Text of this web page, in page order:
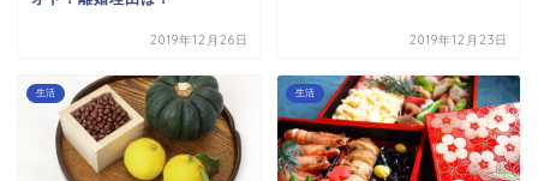
2019年12月26日 2019年12月23日
生活 生活